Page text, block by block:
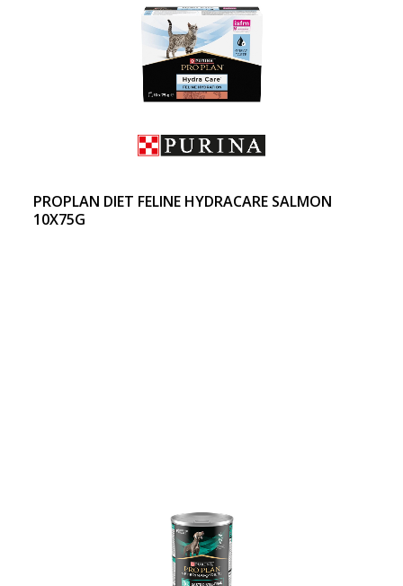
PROPLAN DIET FELINE HYDRACARE SALMON
10X75G